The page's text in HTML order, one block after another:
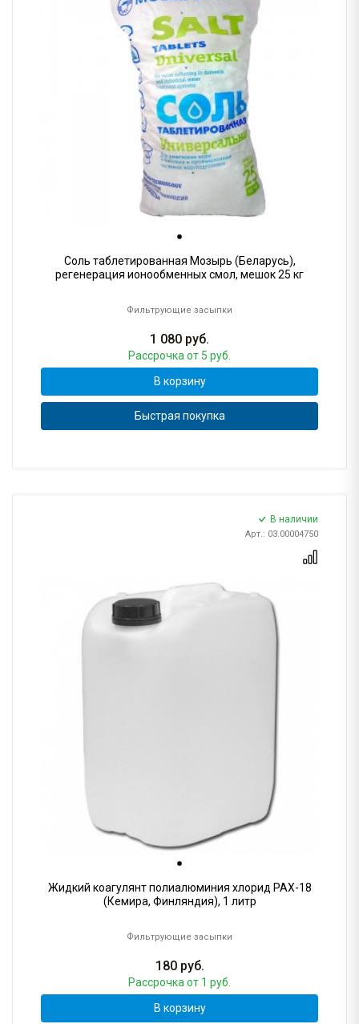
Соль таблетированная Мозырь (Беларусь),
регенерация ионообменных смол, мешок 25 кг
Фильтрующие засыпки
1 080 руб.
Рассрочка от 5 руб.
В корзину
Быстрая покупка
В наличии
Арт.: 03.00004750
Жидкий коагулянт полиалюминия хлорид PAX-18
(Кемира, Финляндия), 1 литр
Фильтрующие засыпки
180руб.
Рассрочка от 1 руб.
В корзину